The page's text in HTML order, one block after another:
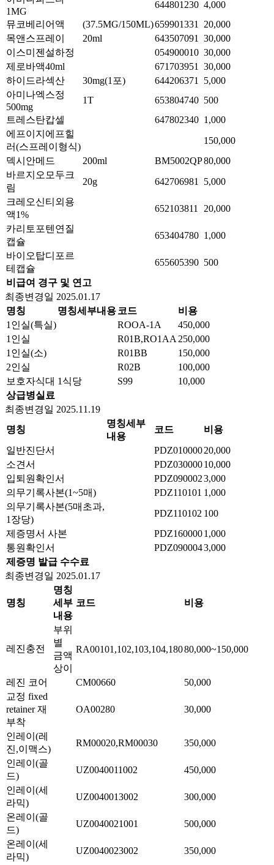
비급여 경구 및 연고
1MG
644801230 4,000
뮤코베리어액
(37.5MG/150ML)659901331
20,000
목앤스프레이
20ml 643507091
30,000
이스미젠설하정
054900010 30,000
제로바액40ml
671703951
30,000
하이드라섹산
30mg(1포) 644206371
5,000
아미나엑스정
500mg
1T 653804740 500
트레스탄캅셀
647802340 1,000
에프이지에프힐
러(스프레이형식)
150,000
덱시안메드
200ml BM5002QP80,000
바르지오모두크
림
20g 642706981
5,000
크레오신티외용
액1%
652103811
20,000
카리토포텐연질
캡슐
653404780 1,000
바이오탑디포르
테캡슐
655605390 500
최종변경일 2025.01.17
명칭
명칭세부내용코드 비용
상급병실료
1인실(특실) ROOA-1A
450,000
1인실
R01B,RO1AA 250,000
1인실(소)
R01BB
150,000
2인실
R02B
100,000
보호자식대 1식당 S99 10,000
최종변경일 2025.11.19
명칭
명칭세부
내용
코드 비용
제증명 발급 수수료
일반진단서 PDZ01000020,000
소견서
PDZ03000010,000
입퇴원확인서
PDZ0900023,000
의무기록사본(1~5매)
PDZ110101 1,000
의무기록사본(5매초과,
1장당)
PDZ110102 100
제증명서 사본
PDZ1600001,000
통원확인서
PDZ0900043,000
최종변경일 2025.01.17
명칭
명칭
세부
내용
코드 비용
레진충전
부위
별
금액
상이
RA00101,102,103,104,18080,000~150,000
레진 코어 CM00660
50,000
교정 fixed
retainer 재
부착
OA00280 30,000
인레이(레
진,이맥스)
RM00020,RM00030
350,000
인레이(골
드)
UZ0040011002
450,000
인레이(세
라믹)
UZ0040013002
300,000
온레이(골
드)
UZ0040021001
500,000
온레이(세
라믹)
UZ0040023002
350,000